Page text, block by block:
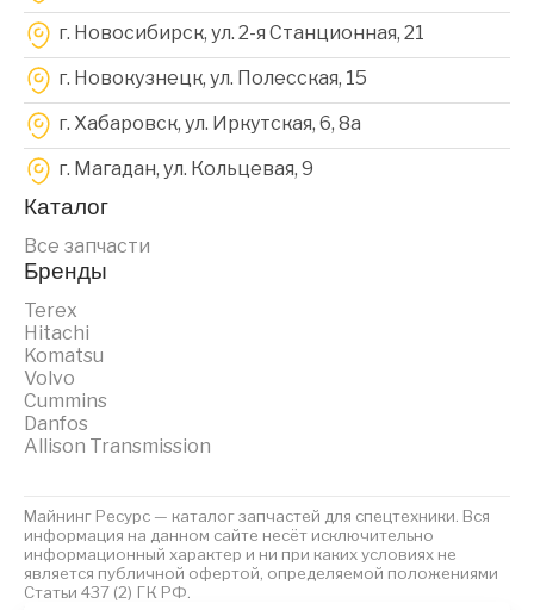
г. Новосибирск, ул. 2-я Станционная, 21
г. Новокузнецк, ул. Полесская, 15
г. Хабаровск, ул. Иркутская, 6, 8a
г. Магадан, ул. Кольцевая, 9
Каталог
Все запчасти
Бренды
Terex
Hitachi
Komatsu
Volvo
Cummins
Danfos
Allison Transmission
Майнинг Ресурс — каталог запчастей для спецтехники. Вся
информация на данном сайте несёт исключительно
информационный характер и ни при каких условиях не
является публичной офертой, определяемой положениями
Статьи 437 (2) ГК РФ.